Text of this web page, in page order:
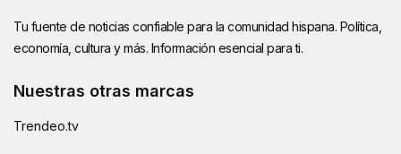
Tu fuente de noticias confiable para la comunidad hispana. Política,
economía, cultura y más. Información esencial para ti.
Nuestras otras marcas
Trendeo.tv